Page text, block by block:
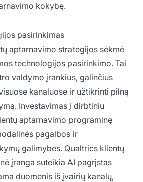
kokybę.
pasirinkimas
aptarnavimo strategijos sėkmė
technologijos pasirinkimo. Tai
valdymo įrankius, galinčius
kanaluose ir užtikrinti pilną
Investavimas į dirbtiniu
aptarnavimo programinę
pagalbos ir
galimybes. Qualtrics klientų
įranga suteikia AI pagrįstas
duomenis iš įvairių kanalų,